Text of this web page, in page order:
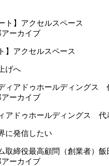
ーカイブ
】アクセルスペース
げへ
ーカイブ
アドゥホールディングス 代
に発信したい
ーカイブ